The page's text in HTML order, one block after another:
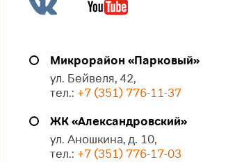
Микрорайон «Парковый»
ул. Бейвеля, 42,
тел.: +7 (351) 776-11-37
ЖК «Александровский»
ул. Аношкина, д. 10,
тел.: +7 (351) 776-17-03